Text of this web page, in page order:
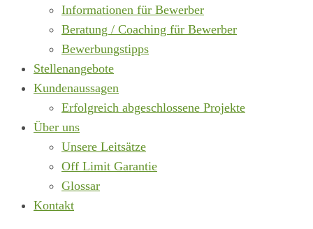
Informationen für Bewerber
Beratung / Coaching für Bewerber
Bewerbungstipps
Stellenangebote
Kundenaussagen
Erfolgreich abgeschlossene Projekte
Über uns
Unsere Leitsätze
Off Limit Garantie
Glossar
Kontakt